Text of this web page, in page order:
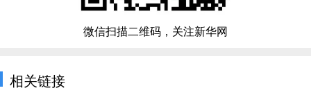
微信扫描二维码，关注新华网
相关链接